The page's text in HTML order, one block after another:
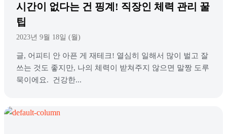
시간이 없다는 건 핑계! 직장인 체력 관리 꿀
팁
2023년 9월 18일 (월)
글, 어피티 안 아픈 게 재테크! 열심히 일해서 많이 벌고 잘
쓰는 것도 좋지만, 나의 체력이 받쳐주지 않으면 말짱 도루
묵이에요. 건강한...